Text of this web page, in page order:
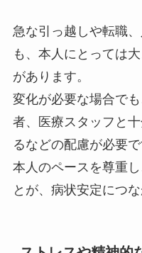
急な引っ越しや転職
も、本人にとっては
があります。
変化が必要な場合で
者、医療スタッフと
るなどの配慮が必要で
本人のペースを尊重
とが、病状安定につな